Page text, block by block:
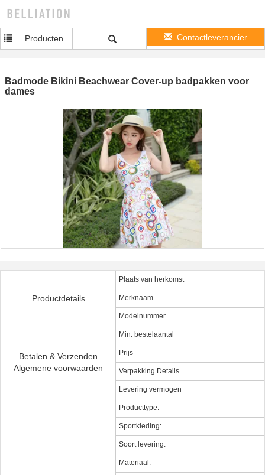
Producten Contactleverancier
Badmode Bikini Beachwear Cover-up badpakken voor
dames
Productdetails
Plaats van herkomst
Merknaam
Modelnummer
Betalen & Verzenden
Algemene voorwaarden
Min. bestelaantal
Prijs
Verpakking Details
Levering vermogen
Producttype:
Sportkleding:
Soort levering:
Materiaal: